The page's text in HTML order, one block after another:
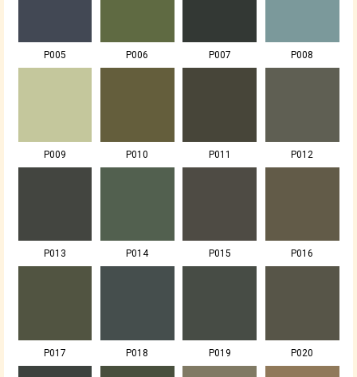
P005 P006 P007 P008
P009 P010 P011 P012
P013 P014 P015 P016
P017 P018 P019 P020